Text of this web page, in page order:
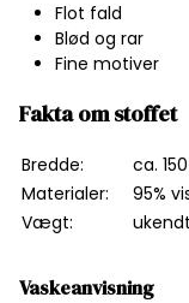
Flot fald
Blød og rar
Fine motiver
Fakta om stoffet
Bredde:
ca.
Materialer:
95%
Vægt:
ukendt
Vaskeanvisning